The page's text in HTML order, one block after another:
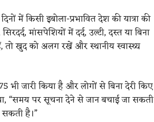
में किसी इबोला-प्रभावित देश की यात्रा की
मांसपेशियों में दर्द, उल्टी, दस्त या बिना
तो खुद को अलग रखें और स्थानीय स्वास्थ्य
भी जारी किया है और लोगों से बिना देरी किए
“समय पर सूचना देने से जान बचाई जा सकती
है।”